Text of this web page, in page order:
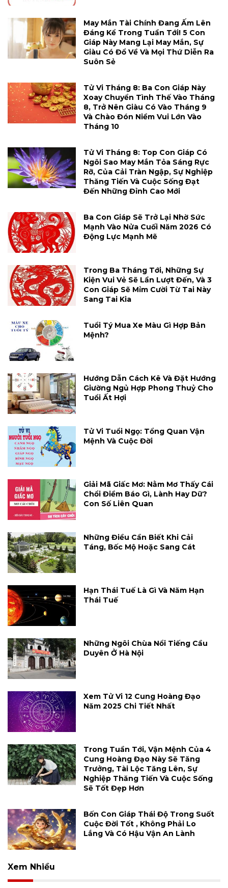
May Mắn Tài Chính Đang Ấm Lên
Đáng Kể Trong Tuần Tới! 5 Con
Giáp Này Mang Lại May Mắn, Sự
Giàu Có Đổ Về Và Mọi Thứ Diễn Ra
Suôn Sẻ
Tử Vi Tháng 8: Ba Con Giáp Này
Xoay Chuyển Tình Thế Vào Tháng
8, Trở Nên Giàu Có Vào Tháng 9
Và Chào Đón Niềm Vui Lớn Vào
Tháng 10
Tử Vi Tháng 8: Top Con Giáp Có
Ngôi Sao May Mắn Tỏa Sáng Rực
Rỡ, Của Cải Tràn Ngập, Sự Nghiệp
Thăng Tiến Và Cuộc Sống Đạt
Đến Những Đỉnh Cao Mới
Ba Con Giáp Sẽ Trở Lại Nhờ Sức
Mạnh Vào Nửa Cuối Năm 2026 Có
Động Lực Mạnh Mẽ
Trong Ba Tháng Tới, Những Sự
Kiện Vui Vẻ Sẽ Lần Lượt Đến, Và 3
Con Giáp Sẽ Mỉm Cười Từ Tai Này
Sang Tai Kia
Tuổi Tý Mua Xe Màu Gì Hợp Bản
Mệnh?
Hướng Dẫn Cách Kê Và Đặt Hướng
Giường Ngủ Hợp Phong Thuỷ Cho
Tuổi Ất Hợi
Tử Vi Tuổi Ngọ: Tổng Quan Vận
Mệnh Và Cuộc Đời
Giải Mã Giấc Mơ: Nằm Mơ Thấy Cái
Chổi Điềm Báo Gì, Lành Hay Dữ?
Con Số Liên Quan
Những Điều Cần Biết Khi Cải
Táng, Bốc Mộ Hoặc Sang Cát
Hạn Thái Tuế Là Gì Và Năm Hạn
Thái Tuế
Những Ngôi Chùa Nổi Tiếng Cầu
Duyên Ở Hà Nội
Xem Tử Vi 12 Cung Hoàng Đạo
Năm 2025 Chi Tiết Nhất
Trong Tuần Tới, Vận Mệnh Của 4
Cung Hoàng Đạo Này Sẽ Tăng
Trưởng, Tài Lộc Tăng Lên, Sự
Nghiệp Thăng Tiến Và Cuộc Sống
Sẽ Tốt Đẹp Hơn
Bốn Con Giáp Thái Độ Trong Suốt
Cuộc Đời Tốt , Không Phải Lo
Lắng Và Có Hậu Vận An Lành
Xem Nhiều